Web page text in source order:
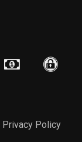
Privacy Policy